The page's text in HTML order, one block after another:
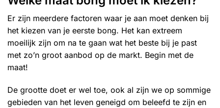
Er zijn meerdere factoren waar je aan moet denken bij
het kiezen van je eerste bong. Het kan extreem
moeilijk zijn om na te gaan wat het beste bij je past
met zo’n groot aanbod op de markt. Begin met de
maat!
De grootte doet er wel toe, ook al zijn we op sommige
gebieden van het leven geneigd om beleefd te zijn en